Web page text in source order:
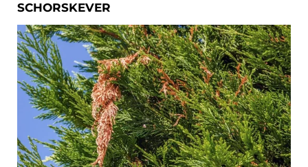
SCHORSKEVER